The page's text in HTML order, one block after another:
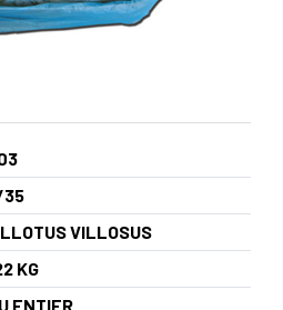
VILLOSUS
KG
ENTIER